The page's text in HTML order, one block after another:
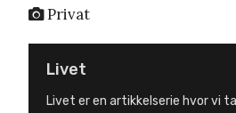
Privat
Livet
Livet er en artikkelserie hvor vi